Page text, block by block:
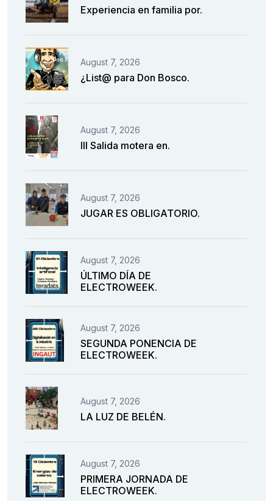
Experiencia en familia por.
August 7, 2026
¿List@ para Don Bosco.
August 7, 2026
III Salida motera en.
August 7, 2026
JUGAR ES OBLIGATORIO.
August 7, 2026
ÚLTIMO DÍA DE
ELECTROWEEK.
August 7, 2026
SEGUNDA PONENCIA DE
ELECTROWEEK.
August 7, 2026
LA LUZ DE BELÉN.
August 7, 2026
PRIMERA JORNADA DE
ELECTROWEEK.